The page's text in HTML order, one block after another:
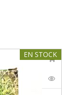
EN STOCK